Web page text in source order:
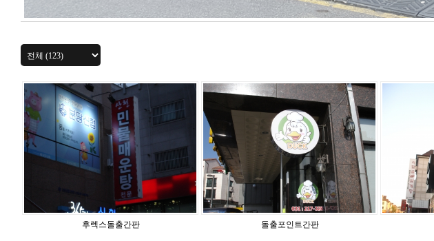
후렉스돌출간판 돌출포인트간판